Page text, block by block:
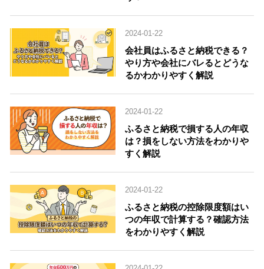
2024-01-22
会社員はふるさと納税できる？
やり方や会社にバレるとどうな
るかわかりやすく解説
2024-01-22
ふるさと納税で損する人の年収
は？損をしない方法をわかりや
すく解説
2024-01-22
ふるさと納税の控除限度額はい
つの年収で計算する？確認方法
をわかりやすく解説